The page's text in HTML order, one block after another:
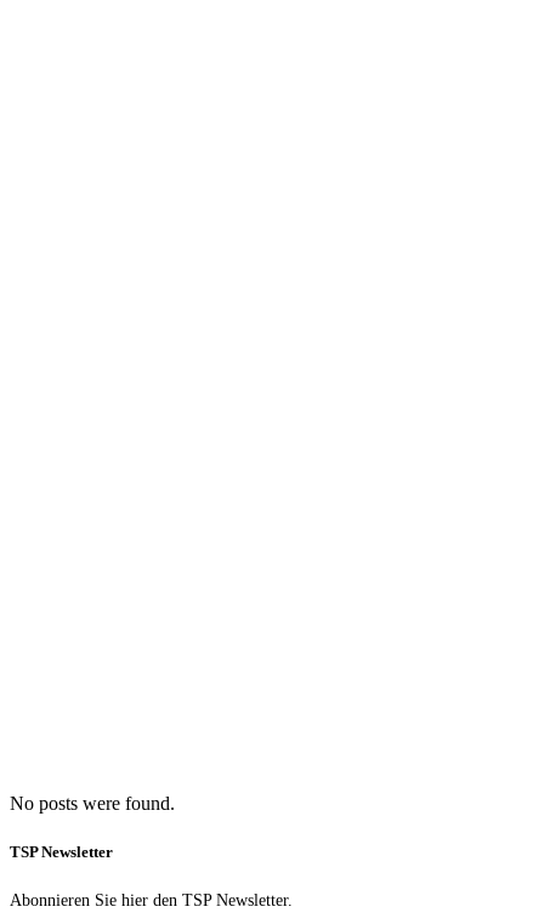
No posts were found.
TSP Newsletter
Abonnieren Sie hier den TSP Newsletter.